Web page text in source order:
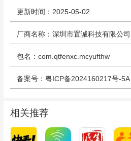
更新时间：2025-05-02
厂商名称：深圳市置诚科技有限公司
包名：com.qtfenxc.mcyufthw
备案号：粤ICP备2024160217号-5A
相关推荐